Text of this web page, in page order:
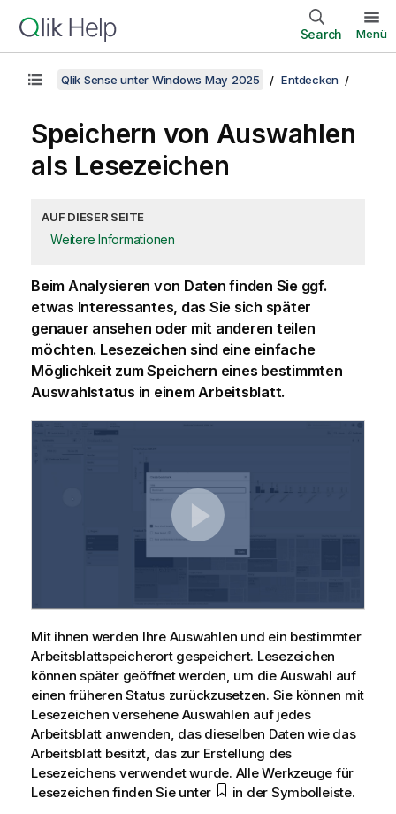
Search Menü
Qlik Sense unter Windows May 2025 Entdecken
Speichern von Auswahlen
als Lesezeichen
AUF DIESER SEITE
Weitere Informationen
Beim Analysieren von Daten finden Sie ggf.
etwas Interessantes, das Sie sich später
genauer ansehen oder mit anderen teilen
möchten. Lesezeichen sind eine einfache
Möglichkeit zum Speichern eines bestimmten
Auswahlstatus in einem Arbeitsblatt.
Mit ihnen werden Ihre Auswahlen und ein bestimmter
Arbeitsblattspeicherort gespeichert. Lesezeichen
können später geöffnet werden, um die Auswahl auf
einen früheren Status zurückzusetzen. Sie können mit
Lesezeichen versehene Auswahlen auf jedes
Arbeitsblatt anwenden, das dieselben Daten wie das
Arbeitsblatt besitzt, das zur Erstellung des
Lesezeichens verwendet wurde. Alle Werkzeuge für
Lesezeichen finden Sie unter
in der Symbolleiste.